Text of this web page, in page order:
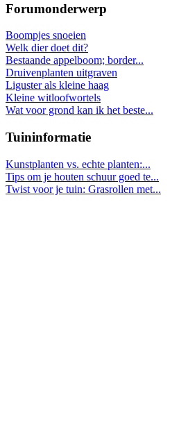
Forumonderwerp
Boompjes snoeien
Welk dier doet dit?
Bestaande appelboom; border...
Druivenplanten uitgraven
Liguster als kleine haag
Kleine witloofwortels
Wat voor grond kan ik het beste...
Tuininformatie
Kunstplanten vs. echte planten:...
Tips om je houten schuur goed te...
Twist voor je tuin: Grasrollen met...